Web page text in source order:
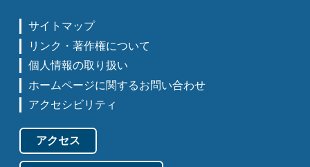
サイトマップ
リンク・著作権について
個人情報の取り扱い
ホームページに関するお問い合わせ
アクセシビリティ
アクセス